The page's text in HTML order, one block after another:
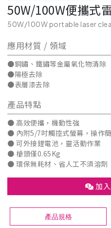
50W/100W便攜式
50W/100W portable laser
應用材質 / 領域
●銅鏽、鐵鏽等金屬氧化物清除
●陽極去除
●表層漆去除
產品特點
● 高效便攜，機動性強
● 內附5/7吋觸控式螢幕，操作
● 可外接鋰電池，靈活動作業
​​● ​​​​​槍頭僅0.65Kg
● 環保無耗材、省人工不須溶劑
加
產品規格